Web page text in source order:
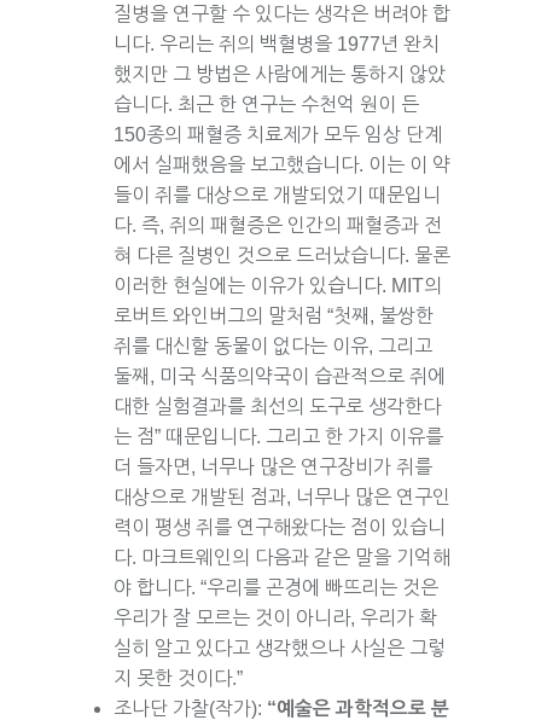
질병을 연구할 수 있다는 생각은 버려야 합
니다. 우리는 쥐의 백혈병을 1977년 완치
했지만 그 방법은 사람에게는 통하지 않았
습니다. 최근 한 연구는 수천억 원이 든
150종의 패혈증 치료제가 모두 임상 단계
에서 실패했음을 보고했습니다. 이는 이 약
들이 쥐를 대상으로 개발되었기 때문입니
다. 즉, 쥐의 패혈증은 인간의 패혈증과 전
혀 다른 질병인 것으로 드러났습니다. 물론
이러한 현실에는 이유가 있습니다. MIT의
로버트 와인버그의 말처럼 “첫째, 불쌍한
쥐를 대신할 동물이 없다는 이유, 그리고
둘째, 미국 식품의약국이 습관적으로 쥐에
대한 실험결과를 최선의 도구로 생각한다
는 점” 때문입니다. 그리고 한 가지 이유를
더 들자면, 너무나 많은 연구장비가 쥐를
대상으로 개발된 점과, 너무나 많은 연구인
력이 평생 쥐를 연구해왔다는 점이 있습니
다. 마크트웨인의 다음과 같은 말을 기억해
야 합니다. “우리를 곤경에 빠뜨리는 것은
우리가 잘 모르는 것이 아니라, 우리가 확
실히 알고 있다고 생각했으나 사실은 그렇
지 못한 것이다.”
조나단 가찰(작가): “예술은 과학적으로 분